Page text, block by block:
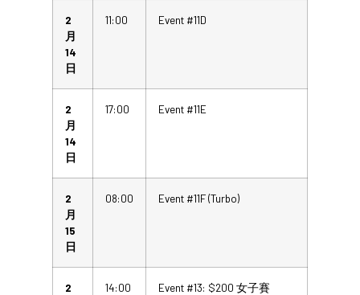
2
月
14
日
11:00 Event #11D
2
月
14
日
17:00 Event #11E
2
月
15
日
08:00 Event #11F (Turbo)
2
14:00
Event #13: $200 女子賽